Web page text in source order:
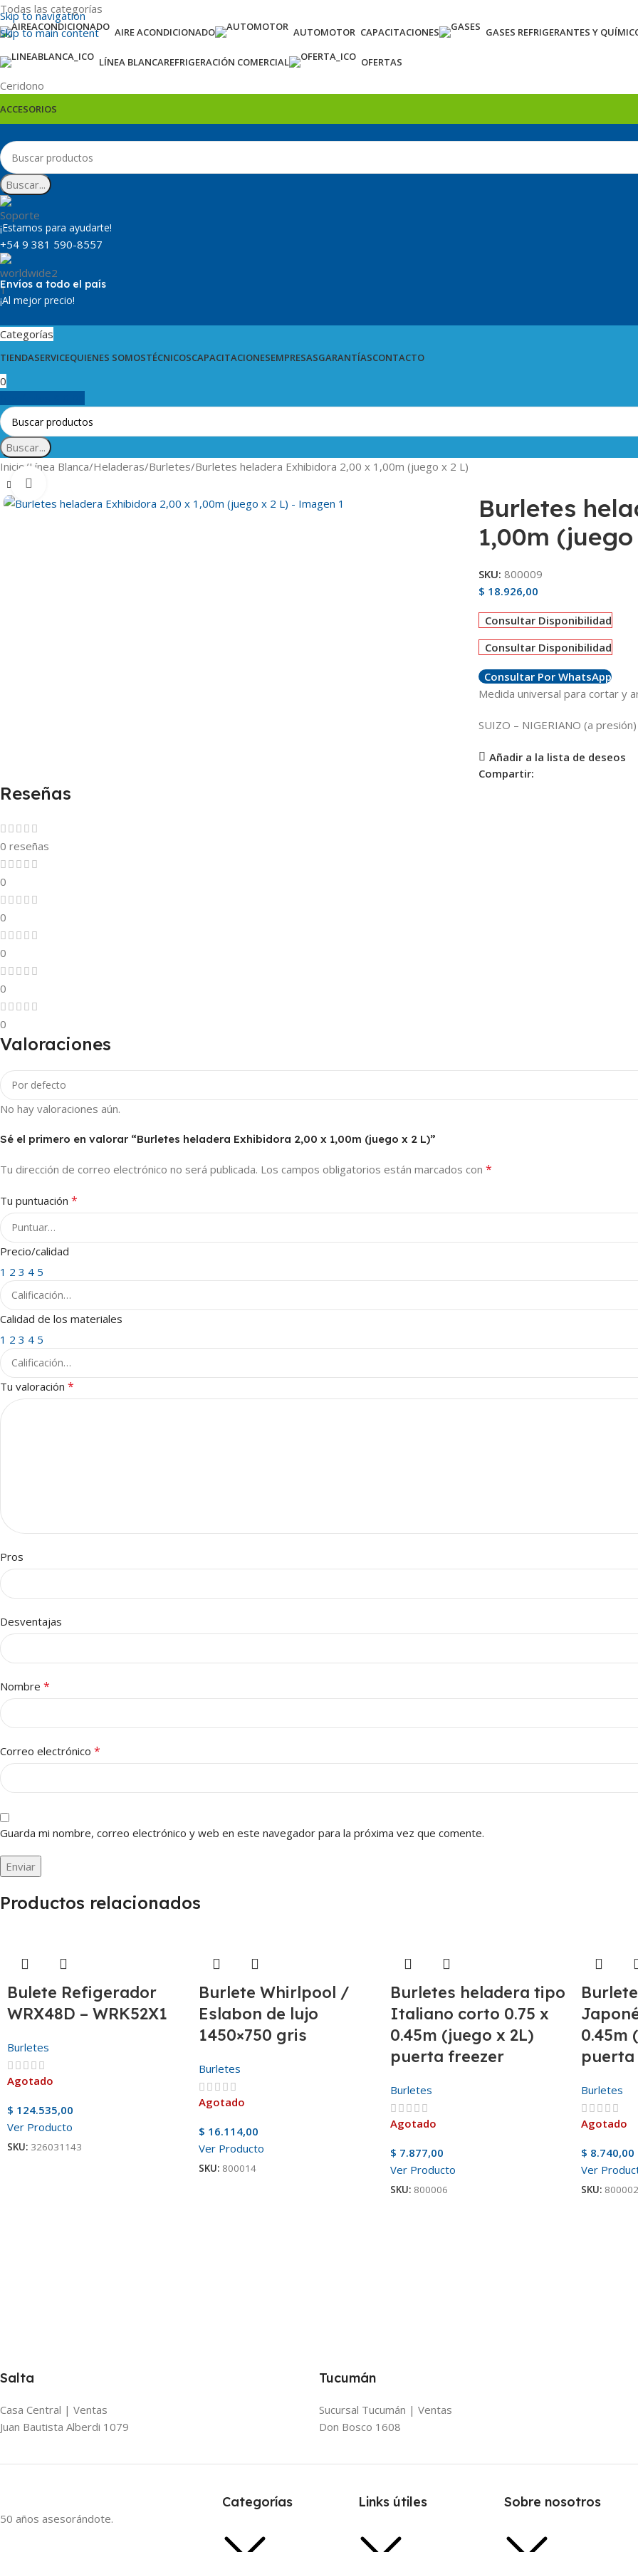
Skip to navigation
Skip to main content
Todas las categorías
AIRE ACONDICIONADO AUTOMOTOR CAPACITACIONES GASES REFRIGERANTES Y
LÍNEA BLANCAREFRIGERACIÓN COMERCIAL OFERTAS
Ceridono
ACCESORIOS
Buscar...
¡Estamos para ayudarte!
+54 9 381 590-8557
Envíos a todo el país
¡Al mejor precio!
Categorías
TIENDASERVICEQUIENES SOMOSTÉCNICOSCAPACITACIONESEMPRESASGARANTÍASCONTACTO
0
Buscar...
Inicio Línea Blanca Heladeras Burletes Burletes heladera Exhibidora 2,00 x 1,00m (juego x 2 L)
Burletes
1,00m
SKU: 800009
$ 18.926,00
Consultar Disponibilidad
Consultar Disponibilidad
Consultar Por WhatsApp
Medida universal para cortar y
SUIZO – NIGERIANO (a presión)
Añadir a la lista de deseos
Compartir:
Reseñas
0 reseñas
0
0
0
0
0
Valoraciones
No hay valoraciones aún.
Sé el primero en valorar “Burletes heladera Exhibidora 2,00 x 1,00m (juego x 2 L)”
Tu dirección de correo electrónico no será publicada. Los campos obligatorios están marcados con *
Tu puntuación *
Precio/calidad
1 2 3 4 5
Calidad de los materiales
1 2 3 4 5
Tu valoración *
Pros
Desventajas
Nombre *
Correo electrónico *
Guarda mi nombre, correo electrónico y web en este navegador para la próxima vez que comente.
Productos relacionados
Bulete Refigerador
WRX48D – WRK52X1
Burletes
Agotado
$ 124.535,00
Ver Producto
SKU: 326031143
Burlete Whirlpool /
Eslabon de lujo
1450×750 gris
Burletes
Agotado
$ 16.114,00
Ver Producto
SKU: 800014
Burletes heladera tipo
Italiano corto 0.75 x
0.45m (juego x 2L)
puerta freezer
Burletes
Agotado
$ 7.877,00
Ver Producto
SKU: 800006
0.45m
Burletes
Agotado
$ 8.740,00
Ver
SKU: 800002
Salta
Casa Central | Ventas
Juan Bautista Alberdi 1079
Tucumán
Sucursal Tucumán | Ventas
Don Bosco 1608
50 años asesorándote.
Categorías Links útiles Sobre nosotros